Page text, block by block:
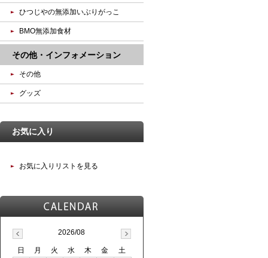
ひつじやの無添加いぶりがっこ
BMO無添加食材
その他・インフォメーション
その他
グッズ
お気に入り
お気に入りリストを見る
2026/08
日 月 火 水 木 金
土